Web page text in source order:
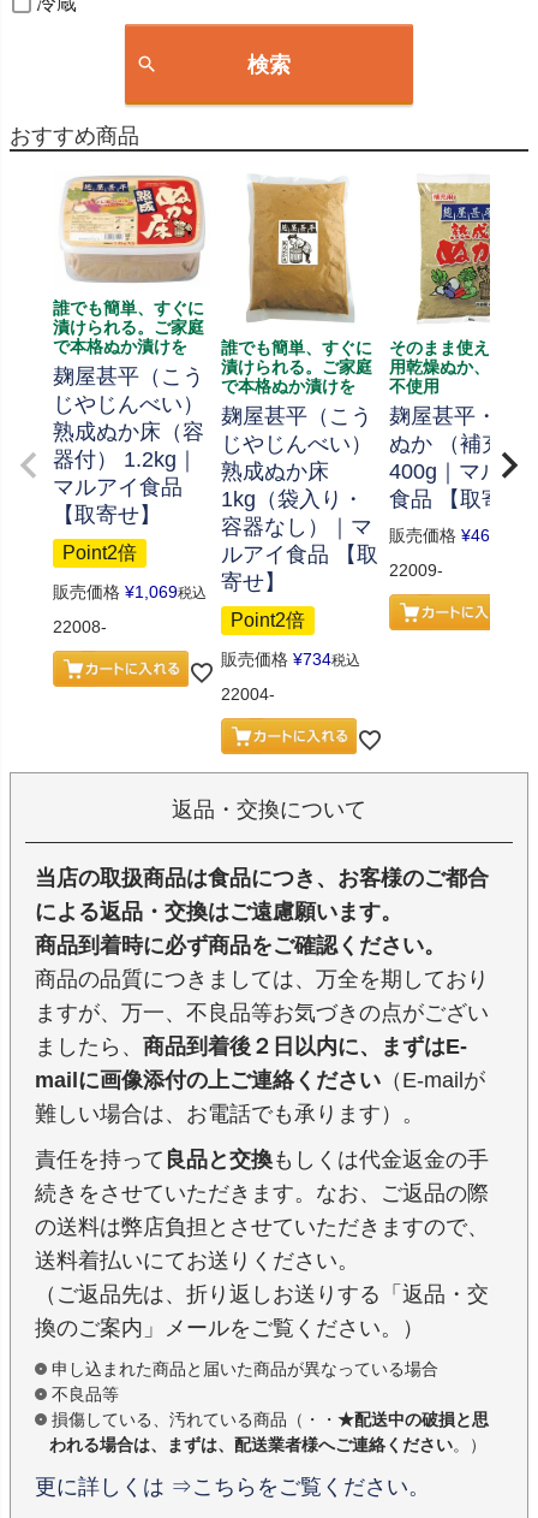
検索
おすすめ商品
誰でも簡単、すぐに
漬けられる。ご家庭
で本格ぬか漬けを
麹屋甚平（こう
じやじんべい）
熟成ぬか床（容
器付） 1.2kg｜
マルアイ食品
【取寄せ】
Point2倍
販売価格 ¥1,069税込
22008-
誰でも簡単、すぐに
漬けられる。ご家庭
で本格ぬか漬けを
麹屋甚平（こう
じやじんべい）
熟成ぬか床
1kg（袋入り・
容器なし）｜マ
ルアイ食品 【取
寄せ】
Point2倍
販売価格 ¥734税込
22004-
そのまま使える補
用乾燥ぬか、添加
不使用
麹屋甚平・熟
ぬか （補充用
400g｜マルア
食品 【取寄せ
販売価格 ¥464
22009-
返品・交換について
当店の取扱商品は食品につき、お客様のご都合
による返品・交換はご遠慮願います。
商品到着時に必ず商品をご確認ください。
商品の品質につきましては、万全を期しており
ますが、万一、不良品等お気づきの点がござい
ましたら、 商品到着後２日以内に、まずはE-
mailに画像添付の上ご連絡ください （E-mailが
難しい場合は、お電話でも承ります）。
責任を持って 良品と交換もしくは代金返金の手
続きをさせていただきます。なお、ご返品の際
の送料は弊店負担とさせていただきますので、
送料着払いにてお送りください。
（ご返品先は、折り返しお送りする「返品・交
換のご案内」メールをご覧ください。）
申し込まれた商品と届いた商品が異なっている場合
不良品等
損傷している、汚れている商品（・・ ★配送中の破損と思
われる場合は、まずは、配送業者様へご連絡ください。）
更に詳しくは ⇒こちらをご覧ください。